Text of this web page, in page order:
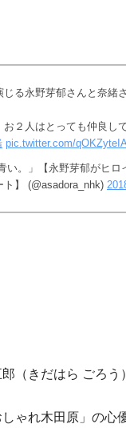
じる永野芽郁さんと奈緒
お２人はとっても仲良し
pic.twitter.com/
。」【永野芽郁がヒロ
ト】 (@asadora_nhk)
（きだはら ごろう）
ゃれ木田原」の心